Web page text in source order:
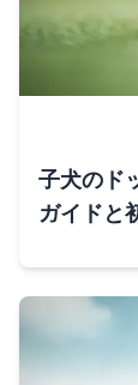
子犬のド
ガイドと